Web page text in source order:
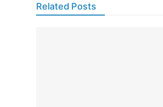
Related Posts